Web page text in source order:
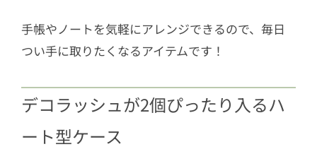
手帳やノートを気軽にアレンジできるので、毎日
つい手に取りたくなるアイテムです！
デコラッシュが2個ぴったり入るハ
ート型ケース